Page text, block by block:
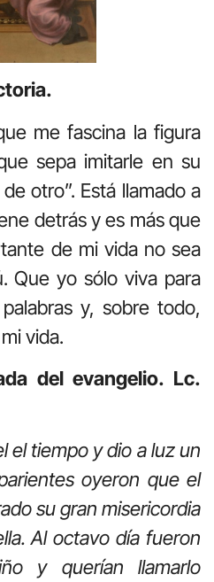
me fascina la figura
sepa imitarle en su
otro”. Está llamado a
detrás y es más que
de mi vida no sea
Que yo sólo viva para
y, sobre todo,
vida.
del evangelio. Lc.
el tiempo y dio a luz un
oyeron que el
su gran misericordia
Al octavo día fueron
y querían llamarlo